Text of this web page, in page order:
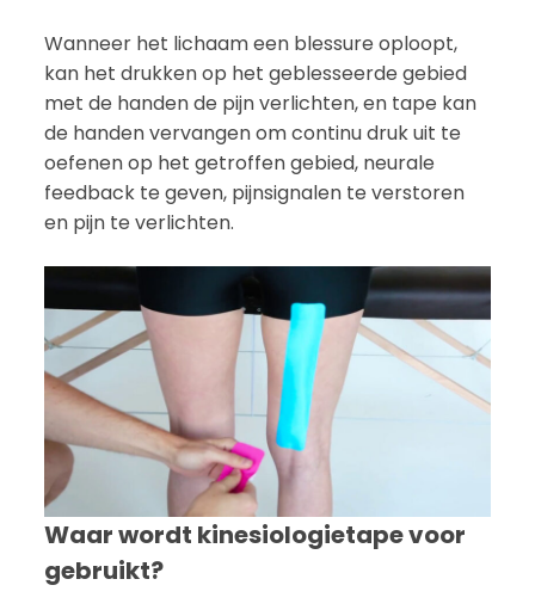
Wanneer het lichaam een blessure oploopt,
kan het drukken op het geblesseerde gebied
met de handen de pijn verlichten, en tape kan
de handen vervangen om continu druk uit te
oefenen op het getroffen gebied, neurale
feedback te geven, pijnsignalen te verstoren
en pijn te verlichten.
Waar wordt kinesiologietape voor
gebruikt?